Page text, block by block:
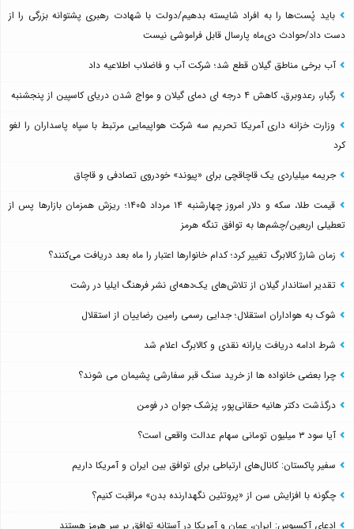
باید پُست‌ها را به افراد شایسته بدهیم/دولت با شهادت رهبری پشتوانه بزرگی را از
دست داد/حوادث دی‌ماه پارسال قابل فراموشی نیست
آب برخی مناطق گیلان قطع شد؛ شرکت آب و فاضلاب اطلاعیه داد
رگبار، رعدوبرق، کاهش ۴ درجه ای دمای گیلان و مواج شدن دریای کاسپین از پنجشنبه
وزارت خزانه داری آمریکا تحریم سه شرکت هواپیمایی مرتبط با سپاه پاسداران را لغو
کرد
جریمه میلیاردی یک قاچاقچی برای «پیوند» خودروی تصادفی و قاچاق
قیمت طلا، سکه و دلار امروز چهارشنبه ۱۴ مرداد ۱۴۰۵؛ ریزش همزمان بازارها پس از
تعطیلی اربعین/چشم‌ها به توافق تنگه هرمز
زمان شارژ کالابرگ تغییر کرد؛ کدام خانوارها اعتبار را ماه بعد دریافت می‌کنند؟
تقدیر استاندار گیلان از تلاش‌های یک‌دهه‌ای نشر فرهنگ ایلیا در رشت
شوک به هواداران استقلال؛ جدایی رسمی رامین رضاییان از استقلال
شرط ادامه دریافت یارانه نقدی و کالابرگ اعلام شد
چرا بعضی خانواده ها از خرید سنگ قبر سفارشی پشیمان می شوند؟
درگذشت دکتر هانیه حقانی‌پور، پزشک جوان در فومن
آیا سود ۳ میلیون تومانی سهام عدالت واقعی است؟
سفیر پاکستان: کانال‌های ارتباطی برای توافق بین ایران و آمریکا داریم
چگونه با افزایش سن از «پروتئین نگهدارنده بدن» مراقبت کنیم؟
ادعای آکسیوس: ایران، عمان و آمریکا در آستانه توافق بر سر هرمز هستند